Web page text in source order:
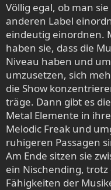
Völlig egal, ob man
anderen Label
eindeutig einordnen.
haben sie, dass die
Niveau haben und
umzusetzen, sich
die Show
träge. Dann gibt es
Metal Elemente in
Melodic Freak und
ruhigeren Passagen
Am Ende sitzen sie
ein Nischending,
Fähigkeiten der